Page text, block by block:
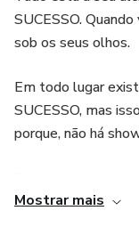
SUCESSO.
sob os seus olhos.
Em todo lugar
SUCESSO, mas
porque, não há
SUCESSO. Não se
Mostrar mais